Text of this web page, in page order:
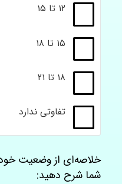
۱۲ تا ۱۵
۱۵ تا ۱۸
۱۸ تا ۲۱
تفاوتی ندارد
خلاصه‌ای از وضعیت خود
شما شرح دهید: